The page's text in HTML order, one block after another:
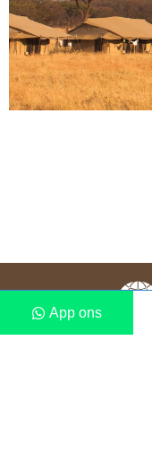
App ons